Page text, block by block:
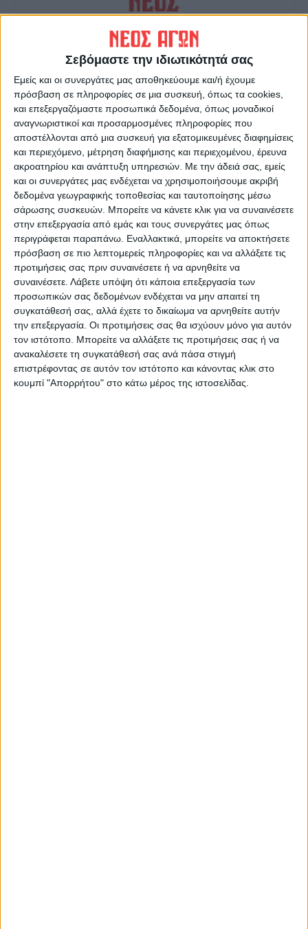
Σεβόμαστε την ιδιωτικότητά σας
Εμείς και οι συνεργάτες μας αποθηκεύουμε και/ή έχουμε
πρόσβαση σε πληροφορίες σε μια συσκευή, όπως τα cookies,
και επεξεργαζόμαστε προσωπικά δεδομένα, όπως μοναδικοί
αναγνωριστικοί και προσαρμοσμένες πληροφορίες που
αποστέλλονται από μια συσκευή για εξατομικευμένες διαφημίσεις
και περιεχόμενο, μέτρηση διαφήμισης και περιεχομένου, έρευνα
ακροατηρίου και ανάπτυξη υπηρεσιών. Με την άδειά σας, εμείς
και οι συνεργάτες μας ενδέχεται να χρησιμοποιήσουμε ακριβή
δεδομένα γεωγραφικής τοποθεσίας και ταυτοποίησης μέσω
σάρωσης συσκευών. Μπορείτε να κάνετε κλικ για να συναινέσετε
στην επεξεργασία από εμάς και τους συνεργάτες μας όπως
περιγράφεται παραπάνω. Εναλλακτικά, μπορείτε να αποκτήσετε
πρόσβαση σε πιο λεπτομερείς πληροφορίες και να αλλάξετε τις
προτιμήσεις σας πριν συναινέσετε ή να αρνηθείτε να
συναινέσετε. Λάβετε υπόψη ότι κάποια επεξεργασία των
προσωπικών σας δεδομένων ενδέχεται να μην απαιτεί τη
συγκατάθεσή σας, αλλά έχετε το δικαίωμα να αρνηθείτε αυτήν
την επεξεργασία. Οι προτιμήσεις σας θα ισχύουν μόνο για αυτόν
τον ιστότοπο. Μπορείτε να αλλάξετε τις προτιμήσεις σας ή να
ανακαλέσετε τη συγκατάθεσή σας ανά πάσα στιγμή
επιστρέφοντας σε αυτόν τον ιστότοπο και κάνοντας κλικ στο
κουμπί "Απορρήτου" στο κάτω μέρος της ιστοσελίδας.
Δημοσιογραφική Ομάδα ΝΕΟΣ ΑΓΩΝ
https://neosagon.gr
Η Αρχαιότερη Καθημερινή Πρωινή Εφημερίδα της Καρδίτσας
ΠΑΡΟΜΟΙΑ ΑΡΘΡΑ